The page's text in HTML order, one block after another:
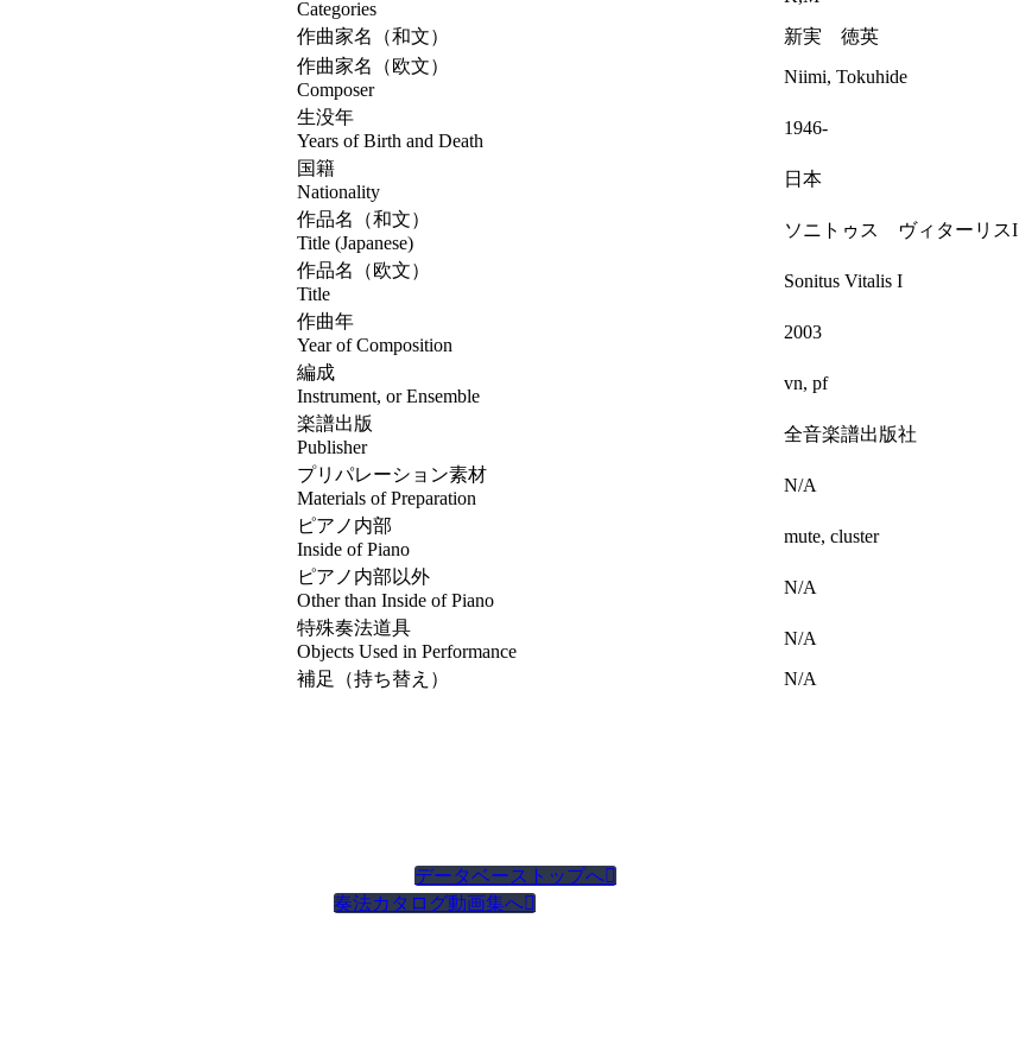
Categories
作曲家名（和文）
新実 徳英
作曲家名（欧文）
Composer
Niimi, Tokuhide
生没年
Years of Birth and Death
1946-
国籍
Nationality
日本
作品名（和文）
Title (Japanese)
ソニトゥス ヴィターリスI
作品名（欧文）
Title
Sonitus Vitalis I
作曲年
Year of Composition
2003
編成
Instrument, or Ensemble
vn, pf
楽譜出版
Publisher
全音楽譜出版社
プリパレーション素材
Materials of Preparation
N/A
ピアノ内部
Inside of Piano
mute, cluster
ピアノ内部以外
Other than Inside of Piano
N/A
特殊奏法道具
Objects Used in Performance
N/A
補足（持ち替え）
N/A
データベーストップへ
奏法カタログ動画集へ